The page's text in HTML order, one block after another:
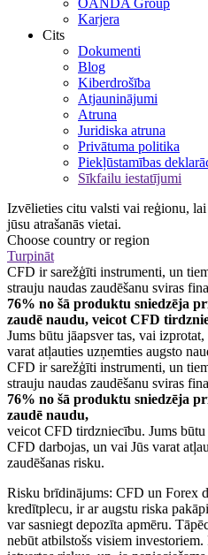
Karjera
Cits
Dokumenti
Blog
Kiberdrošība
Atjauninājumi
Atruna
Juridiska atruna
Privātuma politika
Piekļūstamības
Sīkfailu iestatījumi
Izvēlieties citu valsti vai reģionu,
jūsu atrašanās vietai.
Choose country or region
Turpināt
CFD ir sarežģīti instrumenti, un
strauju naudas zaudēšanu sviras
76% no šā produktu sniedzēja
zaudē naudu, veicot CFD
Jums būtu jāapsver tas, vai
varat atļauties uzņemties augsto
CFD ir sarežģīti instrumenti, un
strauju naudas zaudēšanu sviras
76% no šā produktu sniedzēja
zaudē naudu,
veicot CFD tirdzniecību. Jums
CFD darbojas, un vai Jūs varat
zaudēšanas risku.
Risku brīdinājums: CFD un Forex
kredītplecu, ir ar augstu riska
var sasniegt depozīta apmēru.
nebūt atbilstošs visiem